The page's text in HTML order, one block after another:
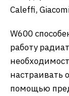
Caleffi,
​W600
работу
настраивать
помощью